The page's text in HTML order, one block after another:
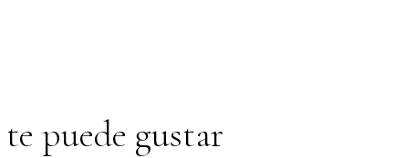
puede gustar